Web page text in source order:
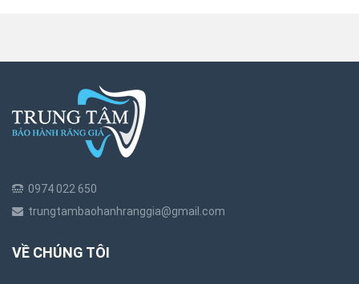
0974 022 650
trungtambaohanhranggia@gmail.com
VỀ CHÚNG TÔI